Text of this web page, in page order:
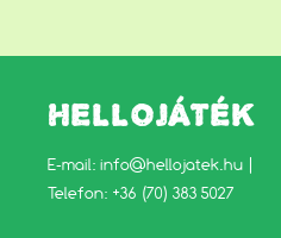
HELLOJÁTÉK
E-mail: info@hellojatek.hu
Telefon: +36 (70) 383 5027